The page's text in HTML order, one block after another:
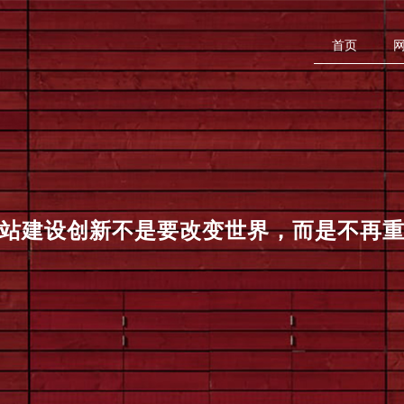
首页
建设创新不是要改变世界，而是不再